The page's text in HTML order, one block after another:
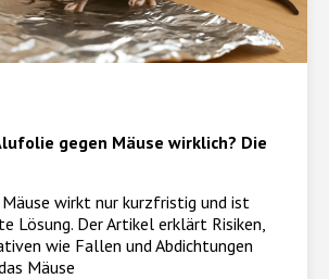
gegen Mäuse wirklich? Die
wirkt nur kurzfristig und ist
Lösung. Der Artikel erklärt Risiken,
wie Fallen und Abdichtungen
Mäuse